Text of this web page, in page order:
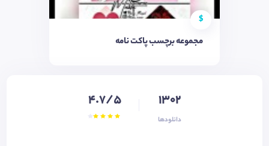
$
مجموعه برچسب پاکت نامه
1302
دانلودها
4.7/5